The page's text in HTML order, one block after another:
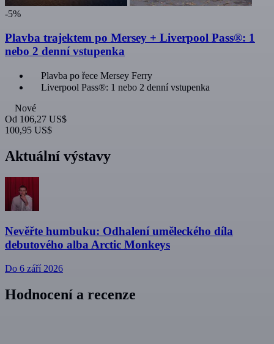
-5%
Plavba trajektem po Mersey + Liverpool Pass®: 1
nebo 2 denní vstupenka
Plavba po řece Mersey Ferry
Liverpool Pass®: 1 nebo 2 denní vstupenka
Nové
Od 106,27 US$
100,95 US$
Aktuální výstavy
Nevěřte humbuku: Odhalení uměleckého díla
debutového alba Arctic Monkeys
Do 6 září 2026
Hodnocení a recenze